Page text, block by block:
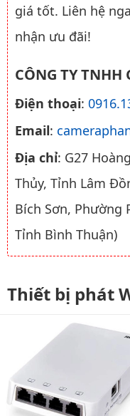
giá tốt. Liên hệ
nhận ưu đãi!
CÔNG TY TNHH
Điện thoại:
Email:
Địa chỉ: G27
Thủy, Tỉnh Lâm
Bích Sơn, Phường
Tỉnh Bình Thuận)
Thiết bị phát